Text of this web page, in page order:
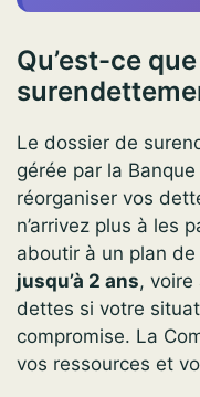
Qu’est-ce
Le dossier de
gérée par la
réorganiser vos
n’arrivez plus à les
aboutir à un plan
jusqu’à 2 ans, voire
dettes si votre
compromise. La
vos ressources et